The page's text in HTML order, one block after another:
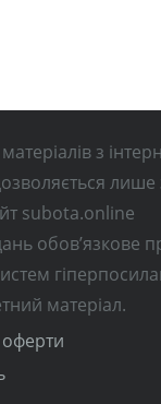
з
лише
subota.online
обов’язкове
матеріал.